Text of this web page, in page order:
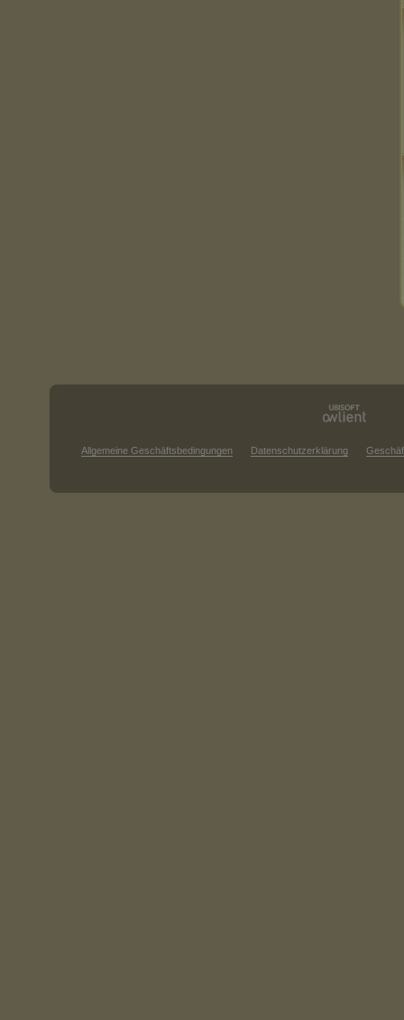
Allgemeine Geschäftsbedingungen Datenschutzerklärung